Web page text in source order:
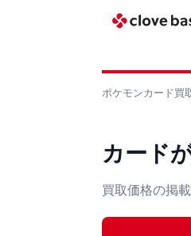
ポケモンカード買
カード
買取価格の掲